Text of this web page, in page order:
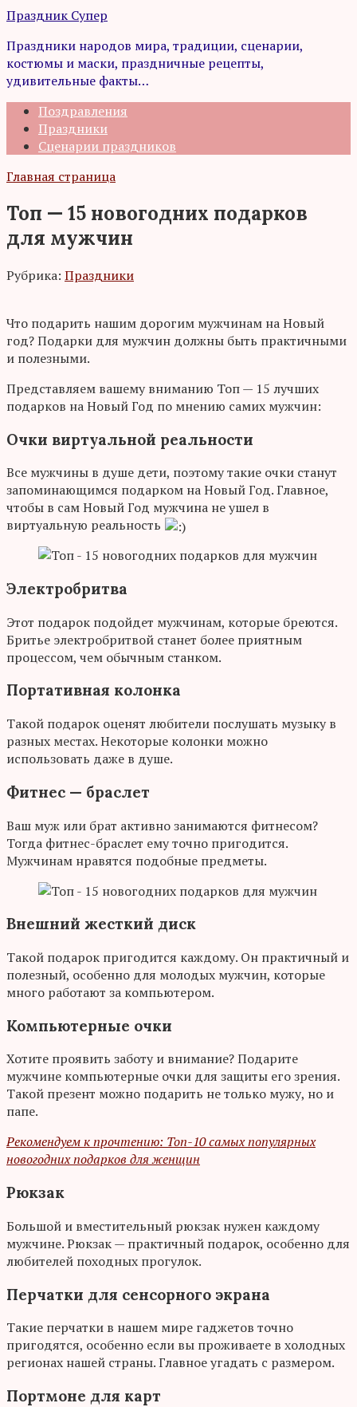
Перейти
контенту
Праздник Супер
Праздники народов мира, традиции, сценарии,
костюмы и маски, праздничные рецепты,
удивительные факты…
Поздравления
Праздники
Сценарии праздников
Главная страница
Топ — 15 новогодних подарков
для мужчин
Рубрика: Праздники
Что подарить нашим дорогим мужчинам на Новый
год? Подарки для мужчин должны быть практичными
и полезными.
Представляем вашему вниманию Топ — 15 лучших
подарков на Новый Год по мнению самих мужчин:
Очки виртуальной реальности
Все мужчины в душе дети, поэтому такие очки станут
запоминающимся подарком на Новый Год. Главное,
чтобы в сам Новый Год мужчина не ушел в
виртуальную реальность
Электробритва
Этот подарок подойдет мужчинам, которые бреются.
Бритье электробритвой станет более приятным
процессом, чем обычным станком.
Портативная колонка
Такой подарок оценят любители послушать музыку в
разных местах. Некоторые колонки можно
использовать даже в душе.
Фитнес — браслет
Ваш муж или брат активно занимаются фитнесом?
Тогда фитнес-браслет ему точно пригодится.
Мужчинам нравятся подобные предметы.
Внешний жесткий диск
Такой подарок пригодится каждому. Он практичный и
полезный, особенно для молодых мужчин, которые
много работают за компьютером.
Компьютерные очки
Хотите проявить заботу и внимание? Подарите
мужчине компьютерные очки для защиты его зрения.
Такой презент можно подарить не только мужу, но и
папе.
Рекомендуем к прочтению: Топ-10 самых популярных
новогодних подарков для женщин
Рюкзак
Большой и вместительный рюкзак нужен каждому
мужчине. Рюкзак — практичный подарок, особенно для
любителей походных прогулок.
Перчатки для сенсорного экрана
Такие перчатки в нашем мире гаджетов точно
пригодятся, особенно если вы проживаете в холодных
регионах нашей страны. Главное угадать с размером.
Портмоне для карт